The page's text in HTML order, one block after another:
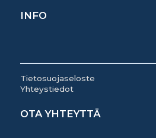
INFO
Tietosuojaseloste
Yhteystiedot
OTA YHTEYTTÄ